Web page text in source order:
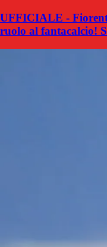
UFFICIALE -
ruolo al fantacalcio!